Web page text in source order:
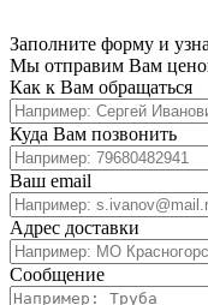
Заполните форму и
Мы отправим Вам
Как к Вам обращаться
Куда Вам позвонить
Ваш email
Адрес доставки
Сообщение